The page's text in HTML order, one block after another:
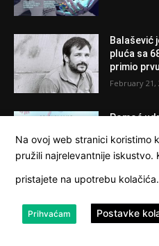
Balašević
pluća sa
primio
February 21,
Pomoć
April 24, 2023
KATEGORIJE
Na ovoj web stranici koristimo
pružili najrelevantnije iskustvo.
pristajete na upotrebu kolačića.
Prihvaćam Postavke